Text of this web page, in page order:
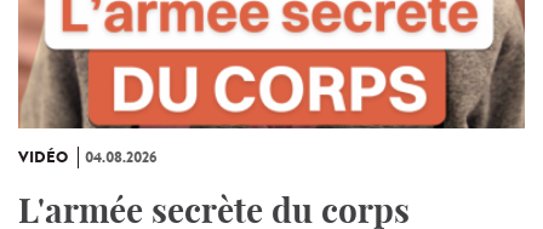
VIDÉO 04.08.2026
L'armée secrète du corps